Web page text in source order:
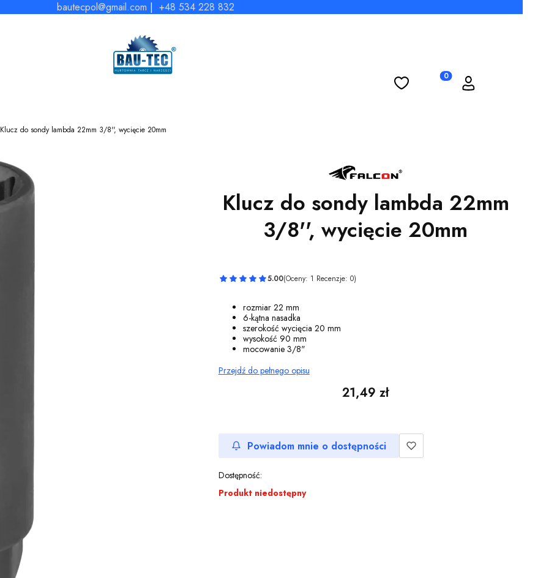
bautecpol@gmail.com | +48 534 228 832
Ulubione Produkty w koszyku: 0.
Koszyk Zaloguj się
Klucz do sondy lambda 22mm 3/8'', wycięcie 20mm
Klucz do sondy lambda 22mm
3/8'', wycięcie 20mm
5.00(Oceny: 1 Recenzje: 0)
rozmiar 22 mm
6-kątna nasadka
szerokość wycięcia 20 mm
wysokość 90 mm
mocowanie 3/8"
Przejdź do pełnego opisu
Cena
21,49 zł
Powiadom mnie o dostępności
Dostępność:
Produkt niedostępny